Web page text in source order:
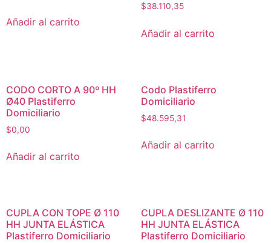
Añadir al carrito
$38.110,35
Añadir al carrito
CODO CORTO A 90º HH
Ø40 Plastiferro
Domiciliario
$0,00
Añadir al carrito
Codo Plastiferro
Domiciliario
$48.595,31
Añadir al carrito
CUPLA CON TOPE Ø 110
HH JUNTA ELÁSTICA
Plastiferro Domiciliario
CUPLA DESLIZANTE Ø 110
HH JUNTA ELÁSTICA
Plastiferro Domiciliario